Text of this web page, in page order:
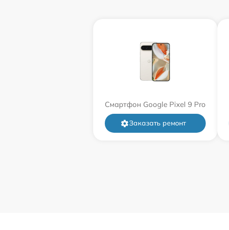
Смартфон Google Pixel 9 Pro
Заказать ремонт